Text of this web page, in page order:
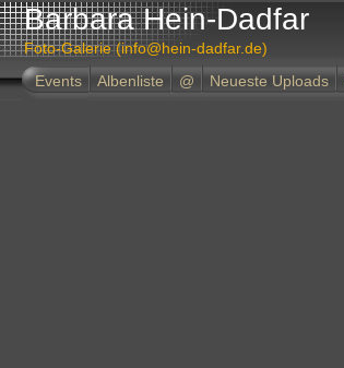
Barbara Hein-Dadfar
Foto-Galerie (info@hein-dadfar.de)
Events
Albenliste @ Neueste Uploads